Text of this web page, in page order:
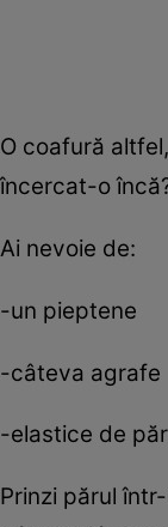
O coafură
încercat-o
Ai nevoie de:
-un pieptene
-câteva agrafe
-elastice de
Prinzi părul